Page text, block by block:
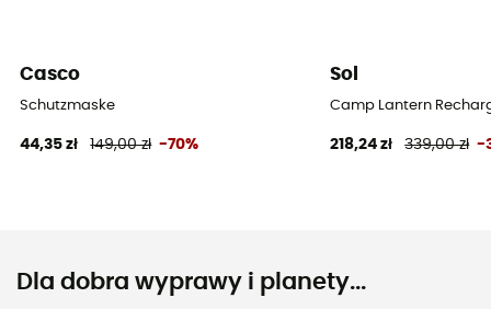
Casco
Schutzmaske
44,35 zł 149,00 zł -70%
Sol
Camp Lantern
218,24 zł 339,00 zł -
Dla dobra wyprawy i planety...